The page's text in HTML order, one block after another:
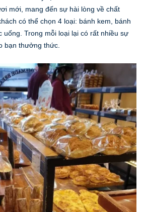
mới, mang đến sự hài lòng về chất
có thể chọn 4 loại: bánh kem, bánh
uống. Trong mỗi loại lại có rất nhiều sự
bạn thưởng thức.